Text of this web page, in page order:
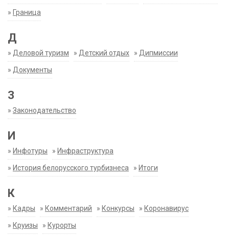
» Граница
Д
» Деловой туризм » Детский отдых » Дипмиссии
» Документы
З
» Законодательство
И
» Инфотуры » Инфраструктура
» История белорусского турбизнеса » Итоги
К
» Кадры » Комментарий » Конкурсы » Коронавирус
» Круизы » Курорты